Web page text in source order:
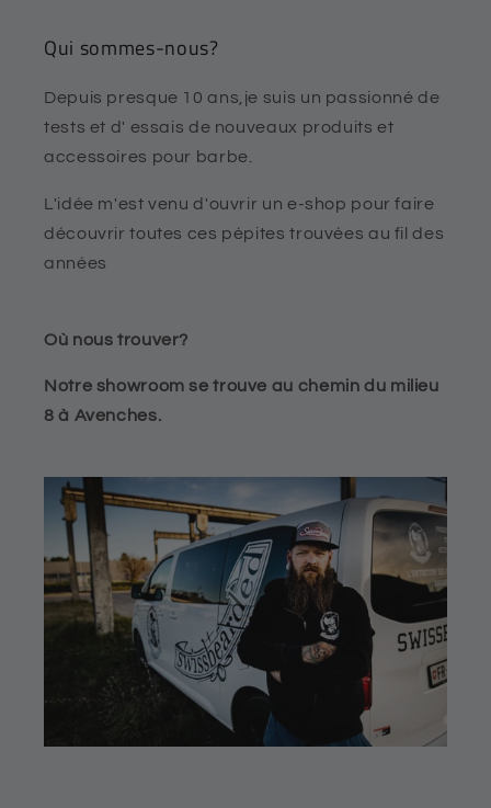
Qui sommes-nous?
Depuis presque 10 ans,je suis un passionné de
tests et d' essais de nouveaux produits et
accessoires pour barbe.
L'idée m'est venu d'ouvrir un e-shop pour faire
découvrir toutes ces pépites trouvées au fil des
années
Où nous trouver?
Notre showroom se trouve au chemin du milieu
8 à Avenches.